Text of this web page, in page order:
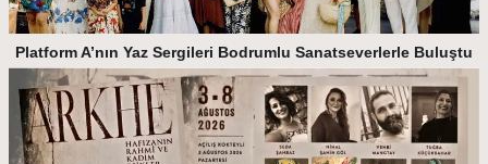
Platform A’nın Yaz Sergileri Bodrumlu Sanatseverlerle Buluştu